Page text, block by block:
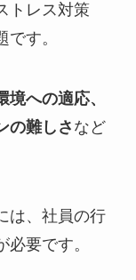
トレス対策
す。
境への適応、
の難しさ など
は、社員の行
要です。